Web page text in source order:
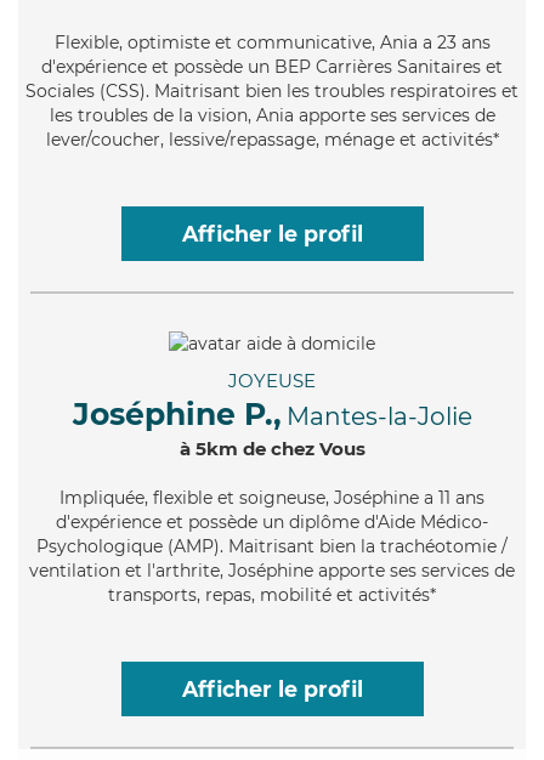
Flexible, optimiste et communicative, Ania a 23 ans
d'expérience et possède un BEP Carrières Sanitaires et
Sociales (CSS). Maitrisant bien les troubles respiratoires et
les troubles de la vision, Ania apporte ses services de
lever/coucher, lessive/repassage, ménage et activités*
Afficher le profil
JOYEUSE
Joséphine P., Mantes-la-Jolie
à 5km de chez Vous
Impliquée, flexible et soigneuse, Joséphine a 11 ans
d'expérience et possède un diplôme d'Aide Médico-
Psychologique (AMP). Maitrisant bien la trachéotomie /
ventilation et l'arthrite, Joséphine apporte ses services de
transports, repas, mobilité et activités*
Afficher le profil